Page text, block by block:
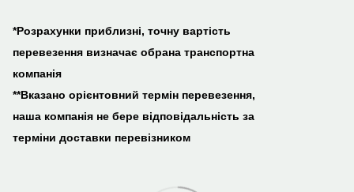
*Розрахунки приблизні, точну вартість
перевезення визначає обрана транспортна
компанія
**Вказано орієнтовний термін перевезення,
наша компанія не бере відповідальність за
терміни доставки перевізником